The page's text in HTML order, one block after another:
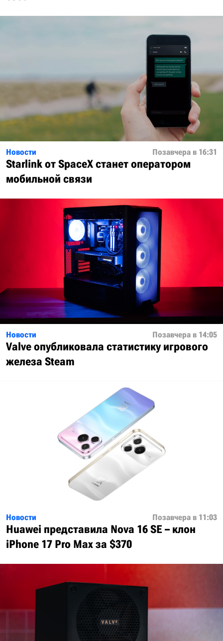
Новости Позавчера в 16:31
Starlink от SpaceX станет оператором
мобильной связи
Новости Позавчера в 14:05
Valve опубликовала статистику игрового
железа Steam
Новости Позавчера в 11:03
Huawei представила Nova 16 SE – клон
iPhone 17 Pro Max за $370